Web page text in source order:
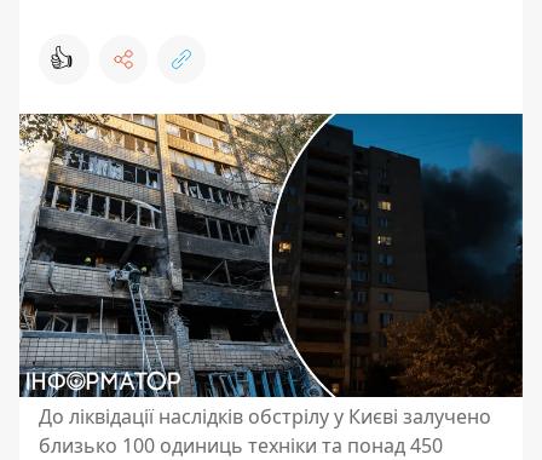
👍
До ліквідації наслідків обстрілу у Києві залучено
близько 100 одиниць техніки та понад 450